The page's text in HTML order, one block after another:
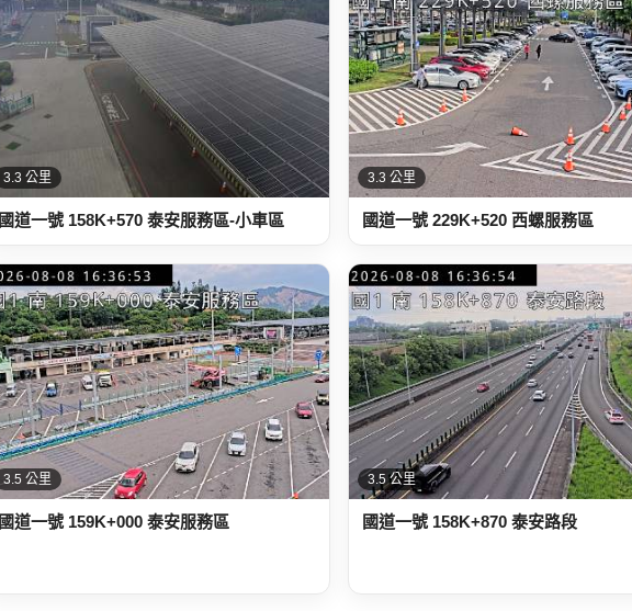
3.3 公里
國道一號 158K+570 泰安服務區-小車區
3.3 公里
國道一號 229K+520 西螺服務區
3.5 公里
國道一號 159K+000 泰安服務區
3.5 公里
國道一號 158K+870 泰安路段